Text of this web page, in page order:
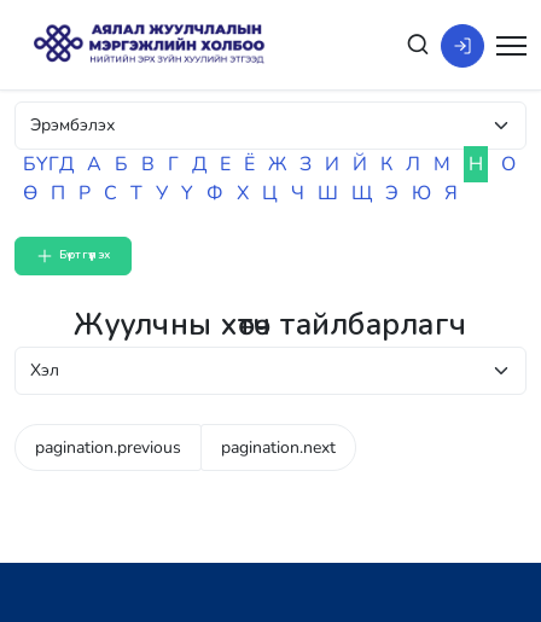
БҮГД А Б В Г Д Е Ё Ж З И Й К Л М Н
О
Ө П Р С Т У Ү Ф Х Ц Ч Ш Щ Э Ю Я
Бүртгүүлэх
Жуулчны хөтөч тайлбарлагч
pagination.previous pagination.next